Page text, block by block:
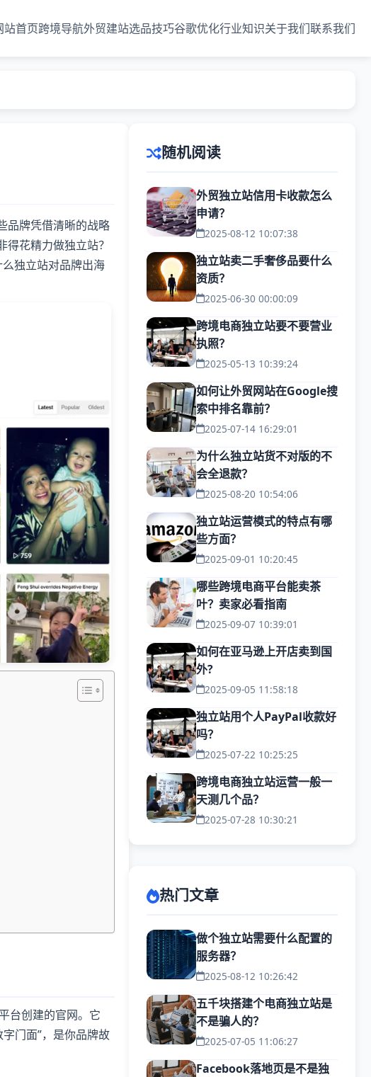
站首页跨境导航外贸建站选品技巧谷歌优化行业知识关于我们联系我们
品牌凭借清晰的战略
花精力做独立站？
独立站对品牌出海
台创建的官网。它
门面”，是你品牌故
随机阅读
外贸独立站信用卡收款怎么
申请？
2025-08-12 10:07:38
独立站卖二手奢侈品要什么
资质？
2025-06-30 00:00:09
跨境电商独立站要不要营业
执照？
2025-05-13 10:39:24
如何让外贸网站在Google搜
索中排名靠前？
2025-07-14 16:29:01
为什么独立站货不对版的不
会全退款？
2025-08-20 10:54:06
独立站运营模式的特点有哪
些方面？
2025-09-01 10:20:45
哪些跨境电商平台能卖茶
叶？卖家必看指南
2025-09-07 10:39:01
如何在亚马逊上开店卖到国
外?
2025-09-05 11:58:18
独立站用个人PayPal收款好
吗？
2025-07-22 10:25:25
跨境电商独立站运营一般一
天测几个品？
2025-07-28 10:30:21
热门文章
做个独立站需要什么配置的
服务器？
2025-08-12 10:26:42
五千块搭建个电商独立站是
不是骗人的？
2025-07-05 11:06:27
Facebook落地页是不是独